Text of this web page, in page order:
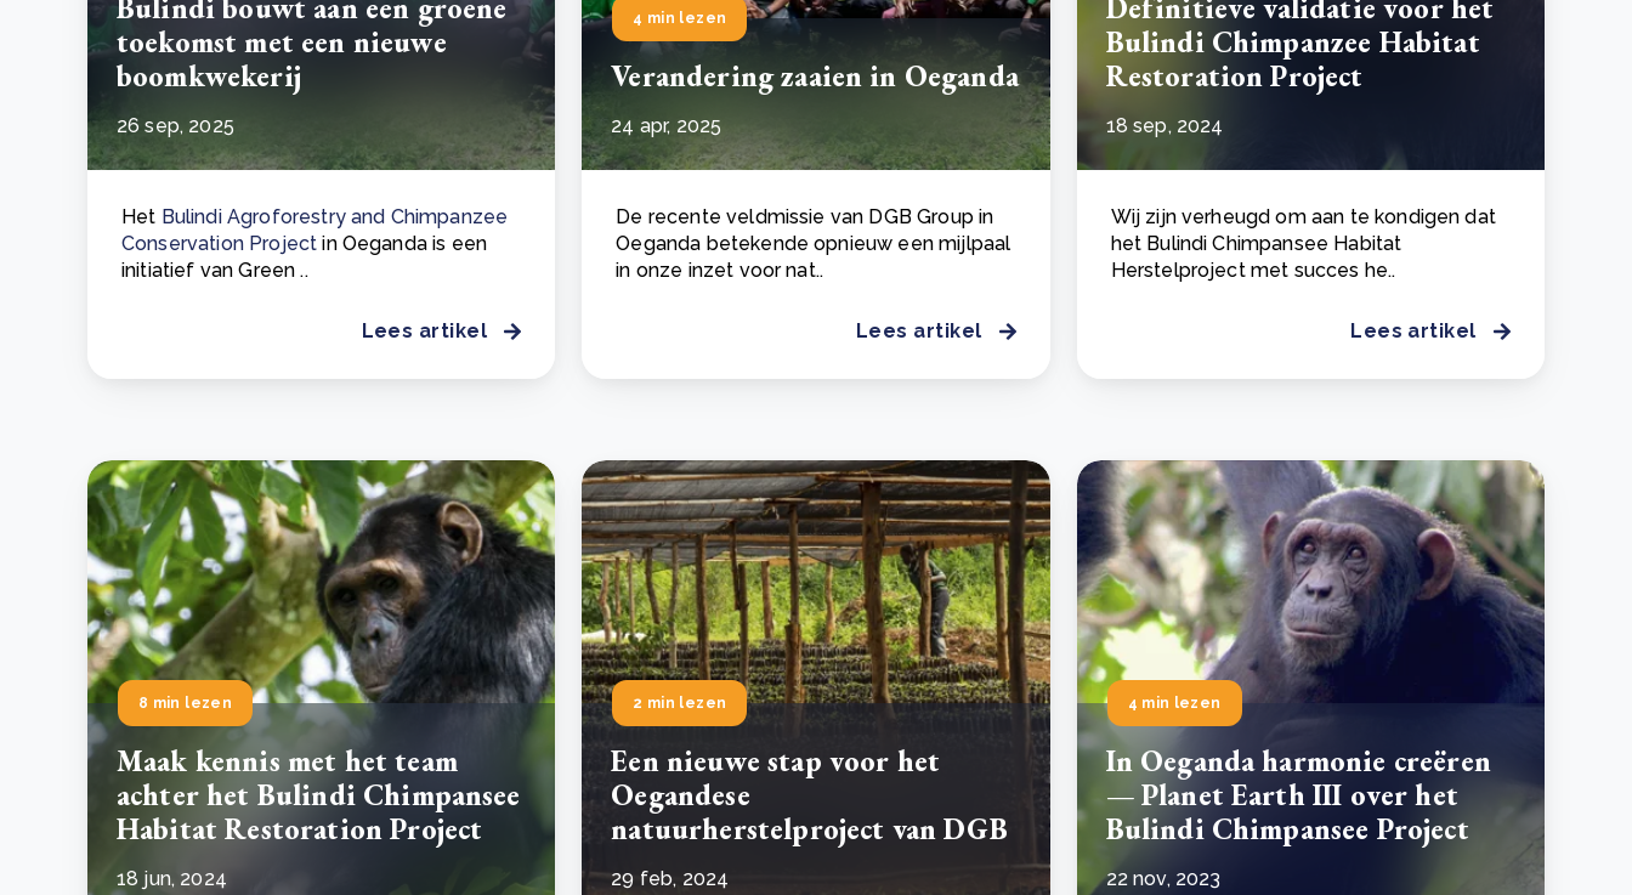
Bulindi bouwt aan een groene
toekomst met een nieuwe
boomkwekerij
26 sep, 2025
Het Bulindi Agroforestry and Chimpanzee
Conservation Project in Oeganda is een
initiatief van Green ..
Lees artikel
4 min lezen
Verandering zaaien in Oeganda
24 apr, 2025
De recente veldmissie van DGB Group in
Oeganda betekende opnieuw een mijlpaal
in onze inzet voor nat..
Lees artikel
Definitieve validatie voor het
Bulindi Chimpanzee Habitat
Restoration Project
18 sep, 2024
Wij zijn verheugd om aan te kondigen dat
het Bulindi Chimpansee Habitat
Herstelproject met succes he..
Lees artikel
8 min lezen
Maak kennis met het team
achter het Bulindi Chimpansee
Habitat Restoration Project
18 jun, 2024
2 min lezen
Een nieuwe stap voor het
Oegandese
natuurherstelproject van DGB
29 feb, 2024
4 min lezen
In Oeganda harmonie creëren
— Planet Earth III over het
Bulindi Chimpansee Project
22 nov, 2023